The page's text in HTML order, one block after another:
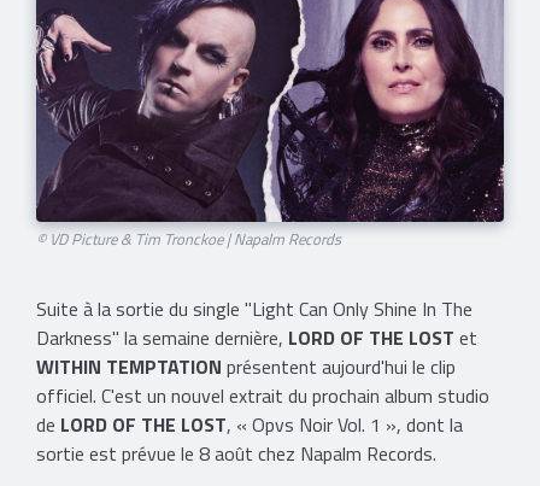
© VD Picture & Tim Tronckoe | Napalm Records
Suite à la sortie du single "Light Can Only Shine In The
Darkness" la semaine dernière, LORD OF THE LOST et
WITHIN TEMPTATION présentent aujourd'hui le clip
officiel. C'est un nouvel extrait du prochain album studio
de LORD OF THE LOST, « Opvs Noir Vol. 1 », dont la
sortie est prévue le 8 août chez Napalm Records.